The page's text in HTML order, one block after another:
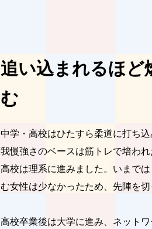
追い込まれるほど
む
中学・高校はひたすら柔道に打ち
我慢強さのベースは筋トレで培わ
高校は理系に進みました。いまで
む女性は少なかったため、先陣を
高校卒業後は大学に進み、ネット